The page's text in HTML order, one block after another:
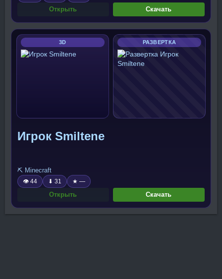
Открыть Скачать
3D РАЗВЕРТКА
Игрок Smiltene
⛏️ Minecraft
👁 44 ⬇ 31 ★ —
Открыть Скачать